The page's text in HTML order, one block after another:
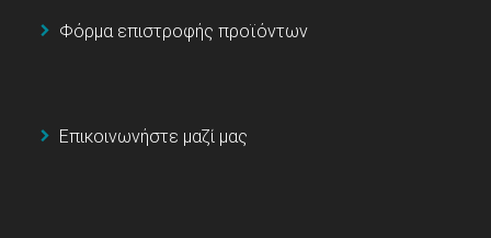
Φόρμα επιστροφής προϊόντων
Επικοινωνήστε μαζί μας